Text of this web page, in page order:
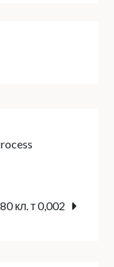
кл. т 0,002